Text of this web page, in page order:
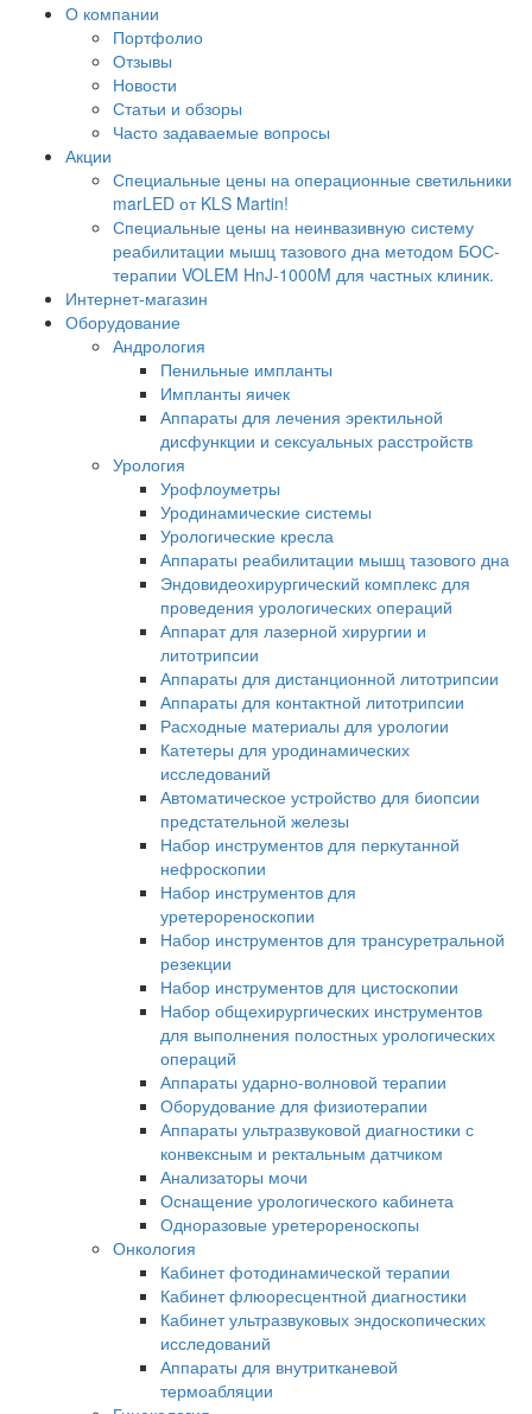
О компании
Портфолио
Отзывы
Новости
Статьи и обзоры
Часто задаваемые вопросы
Акции
Специальные цены на операционные светильники
marLED от KLS Martin!
Специальные цены на неинвазивную систему
реабилитации мышц тазового дна методом БОС-
терапии VOLEM HnJ-1000M для частных клиник.
Интернет-магазин
Оборудование
Андрология
Пенильные импланты
Импланты яичек
Аппараты для лечения эректильной
дисфункции и сексуальных расстройств
Урология
Урофлоуметры
Уродинамические системы
Урологические кресла
Аппараты реабилитации мышц тазового дна
Эндовидеохирургический комплекс для
проведения урологических операций
Аппарат для лазерной хирургии и
литотрипсии
Аппараты для дистанционной литотрипсии
Аппараты для контактной литотрипсии
Расходные материалы для урологии
Катетеры для уродинамических
исследований
Автоматическое устройство для биопсии
предстательной железы
Набор инструментов для перкутанной
нефроскопии
Набор инструментов для
уретерореноскопии
Набор инструментов для трансуретральной
резекции
Набор инструментов для цистоскопии
Набор общехирургических инструментов
для выполнения полостных урологических
операций
Аппараты ударно-волновой терапии
Оборудование для физиотерапии
Аппараты ультразвуковой диагностики с
конвексным и ректальным датчиком
Анализаторы мочи
Оснащение урологического кабинета
Одноразовые уретерореноскопы
Онкология
Кабинет фотодинамической терапии
Кабинет флюоресцентной диагностики
Кабинет ультразвуковых эндоскопических
исследований
Аппараты для внутритканевой
термоабляции